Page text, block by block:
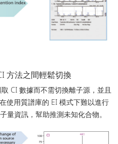
方法之間輕鬆切換
CI 數據而不需切換離子源，並且
使用質譜庫的 EI 模式下難以進行
量資訊，幫助推測未知化合物。